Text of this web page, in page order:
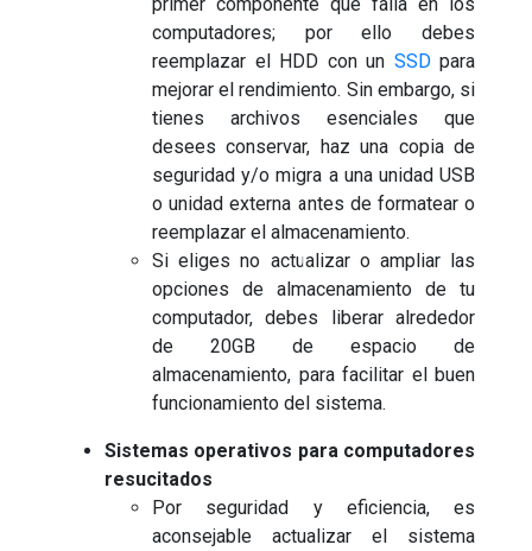
computadores; por ello debes
reemplazar el HDD con un SSDpara
mejorar el rendimiento. Sin embargo, si
tienes archivos esenciales que
desees conservar, haz una copia de
seguridad y/o migra a una unidad USB
o unidad externa antes de formatear o
reemplazar el almacenamiento.
Si eliges no actualizar o ampliar las
opciones de almacenamiento de tu
computador, debes liberar alrededor
de 20GB de espacio de
almacenamiento, para facilitar el buen
funcionamiento del sistema.
Sistemas operativos para computadores
resucitados
Por seguridad y eficiencia, es
aconsejable actualizar el sistema